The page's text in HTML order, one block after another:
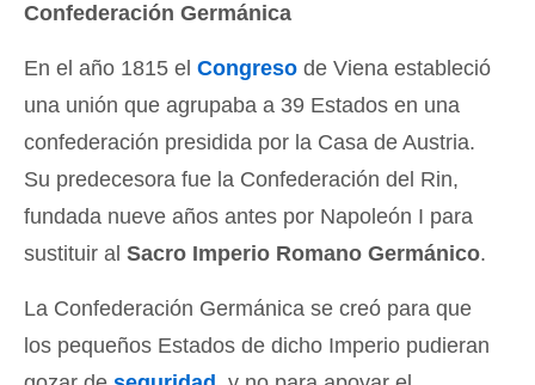
Confederación Germánica
En el año 1815 el Congreso de Viena estableció
una unión que agrupaba a 39 Estados en una
confederación presidida por la Casa de Austria.
Su predecesora fue la Confederación del Rin,
fundada nueve años antes por Napoleón I para
sustituir al Sacro Imperio Romano Germánico.
La Confederación Germánica se creó para que
los pequeños Estados de dicho Imperio pudieran